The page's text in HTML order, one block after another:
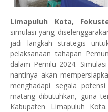
Limapuluh Kota,
simulasi yang
jadi langkah strategis
pelaksanaan tahapan
dalam Pemilu 2024.
nantinya akan
menghadapi segala
matang dibutuhkan, guna
Kabupaten Limapuluh